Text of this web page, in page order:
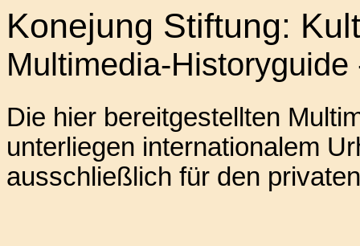
Konejung Stiftung:
Multimedia-Historyguide
Die hier bereitgestellten
unterliegen internationalem
ausschließlich für den